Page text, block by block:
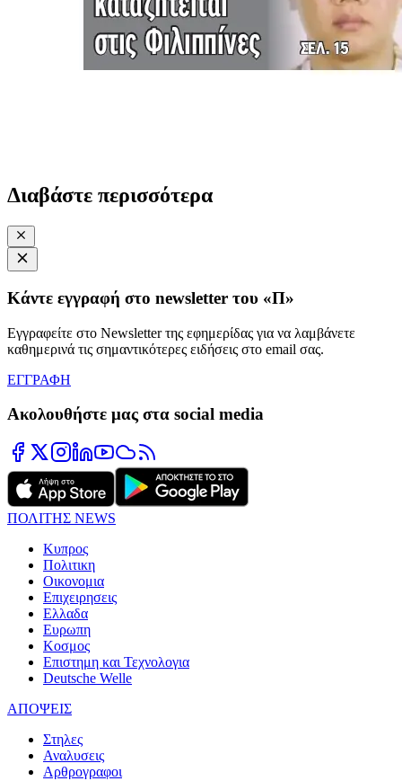
Διαβάστε περισσότερα
Κάντε εγγραφή στο newsletter του «Π»
Εγγραφείτε στο Newsletter της εφημερίδας για να λαμβάνετε
καθημερινά τις σημαντικότερες ειδήσεις στο email σας.
ΕΓΓΡΑΦΗ
Ακολουθήστε μας στα social media
ΠΟΛΙΤΗΣ NEWS
Κυπρος
Πολιτικη
Οικονομια
Επιχειρησεις
Ελλαδα
Ευρωπη
Κοσμος
Επιστημη και Τεχνολογια
Deutsche Welle
ΑΠΟΨΕΙΣ
Στηλες
Αναλυσεις
Αρθρογραφοι